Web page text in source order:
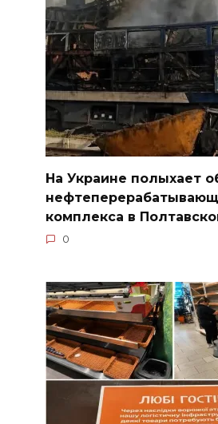
На Украине полыхает
комплекса в
0